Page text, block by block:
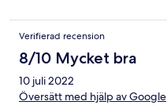
Verifierad recension
8/10 Mycket bra
10 juli 2022
Översätt med hjälp av Google